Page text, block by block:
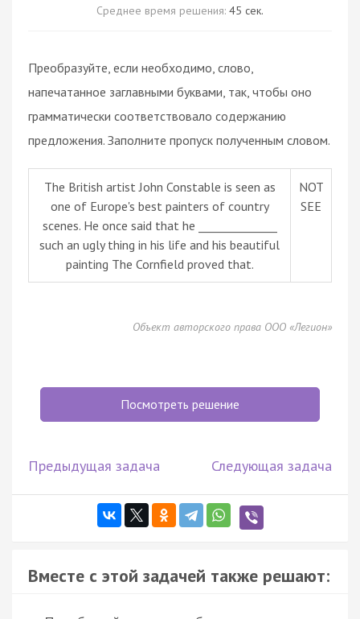
Среднее время решения: 45 сек.
Преобразуйте, если необходимо, слово,
напечатанное заглавными буквами, так, чтобы оно
грамматически соответствовало содержанию
предложения. Заполните пропуск полученным словом.
The British artist John Constable is seen as
one of Europe's best painters of country
scenes. He once said that he ______________
such an ugly thing in his life and his beautiful
painting The Cornfield proved that.
NOT
SEE
Объект авторского права ООО «Легион»
Посмотреть решение
Предыдущая задача Следующая задача
Вместе с этой задачей также решают: